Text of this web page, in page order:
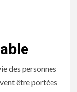
des personnes
être portées